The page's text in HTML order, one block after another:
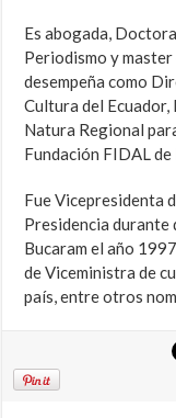
Es abogada,
Periodismo y
desempeña como
Cultura del
Natura Regional
Fundación FIDAL de
Fue Vicepresidenta
Presidencia durante
Bucaram el año
de Viceministra de
país, entre otros